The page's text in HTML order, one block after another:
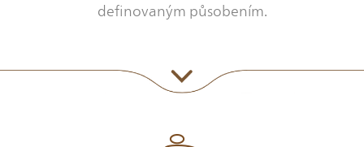
definovaným působením.